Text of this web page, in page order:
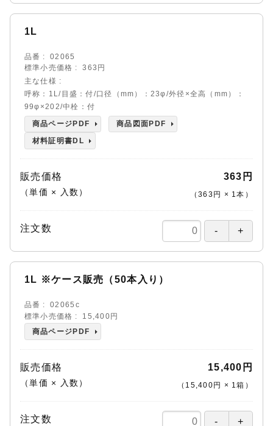
1L
品番
02065
標準小売価格
363円
主な仕様
呼称：1L/目盛：付/口径（mm）：23φ/外径×全高（mm）：
99φ×202/中栓：付
商品ページPDF
商品図面PDF
材料証明書DL
販売価格
（単価 × 入数）
363円
（363円 × 1本 ）
注文数
1L ※ケース販売（50本入り）
品番
02065c
標準小売価格
15,400円
商品ページPDF
販売価格
（単価 × 入数）
15,400円
（ 15,400円 × 1箱 ）
注文数